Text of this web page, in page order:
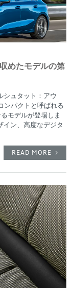
めたモデルの第
シュタット：アウ
ンパクトと呼ばれる
モデルが登場しま
イン、高度なデジタ
READ MORE